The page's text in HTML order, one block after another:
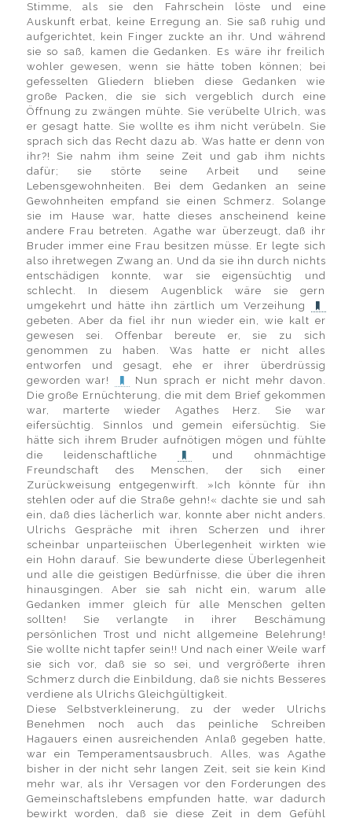
Stimme, als sie den Fahrschein löste und eine
Auskunft erbat, keine Erregung an. Sie saß ruhig und
aufgerichtet, kein Finger zuckte an ihr. Und während
sie so saß, kamen die Gedanken. Es wäre ihr freilich
wohler gewesen, wenn sie hätte toben können; bei
gefesselten Gliedern blieben diese Gedanken wie
große Packen, die sie sich vergeblich durch eine
Öffnung zu zwängen mühte. Sie verübelte Ulrich, was
er gesagt hatte. Sie wollte es ihm nicht verübeln. Sie
sprach sich das Recht dazu ab. Was hatte er denn von
ihr?! Sie nahm ihm seine Zeit und gab ihm nichts
dafür; sie störte seine Arbeit und seine
Lebensgewohnheiten. Bei dem Gedanken an seine
Gewohnheiten empfand sie einen Schmerz. Solange
sie im Hause war, hatte dieses anscheinend keine
andere Frau betreten. Agathe war überzeugt, daß ihr
Bruder immer eine Frau besitzen müsse. Er legte sich
also ihretwegen Zwang an. Und da sie ihn durch nichts
entschädigen konnte, war sie eigensüchtig und
schlecht. In diesem Augenblick wäre sie gern
umgekehrt und hätte ihn zärtlich um Verzeihung
gebeten. Aber da fiel ihr nun wieder ein, wie kalt er
gewesen sei. Offenbar bereute er, sie zu sich
genommen zu haben. Was hatte er nicht alles
entworfen und gesagt, ehe er ihrer überdrüssig
geworden war!
Nun sprach er nicht mehr davon.
Die große Ernüchterung, die mit dem Brief gekommen
war, marterte wieder Agathes Herz. Sie war
eifersüchtig. Sinnlos und gemein eifersüchtig. Sie
hätte sich ihrem Bruder aufnötigen mögen und fühlte
die leidenschaftliche
und ohnmächtige
Freundschaft des Menschen, der sich einer
Zurückweisung entgegenwirft. »Ich könnte für ihn
stehlen oder auf die Straße gehn!« dachte sie und sah
ein, daß dies lächerlich war, konnte aber nicht anders.
Ulrichs Gespräche mit ihren Scherzen und ihrer
scheinbar unparteiischen Überlegenheit wirkten wie
ein Hohn darauf. Sie bewunderte diese Überlegenheit
und alle die geistigen Bedürfnisse, die über die ihren
hinausgingen. Aber sie sah nicht ein, warum alle
Gedanken immer gleich für alle Menschen gelten
sollten! Sie verlangte in ihrer Beschämung
persönlichen Trost und nicht allgemeine Belehrung!
Sie wollte nicht tapfer sein!! Und nach einer Weile warf
sie sich vor, daß sie so sei, und vergrößerte ihren
Schmerz durch die Einbildung, daß sie nichts Besseres
verdiene als Ulrichs Gleichgültigkeit.
Diese Selbstverkleinerung, zu der weder Ulrichs
Benehmen noch auch das peinliche Schreiben
Hagauers einen ausreichenden Anlaß gegeben hatte,
war ein Temperamentsausbruch. Alles, was Agathe
bisher in der nicht sehr langen Zeit, seit sie kein Kind
mehr war, als ihr Versagen vor den Forderungen des
Gemeinschaftslebens empfunden hatte, war dadurch
bewirkt worden, daß sie diese Zeit in dem Gefühl